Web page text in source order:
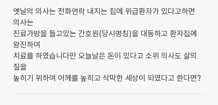
옛날의 의사는 전화연락 내지는 집에 위급환자가 있다고하면
의사는
진료가방을 들고있는 간호원(당시명칭)을 대동하고 환자집에
왕진하여
치료를 하였습니다만 오늘날은 돈이 있다고 소위 의사도 삶의
질을
높히기 위하여 어께를 높히고 삭막한 세상이 되였다고 한다면?